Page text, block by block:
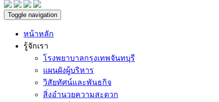
Toggle navigation
หน้าหลัก
รู้จักเรา
โรงพยาบาลกรุงเทพจันทบุรี
แผนผังผู้บริหาร
วิสัยทัศน์และพันธกิจ
สิ่งอำนวยความสะดวก